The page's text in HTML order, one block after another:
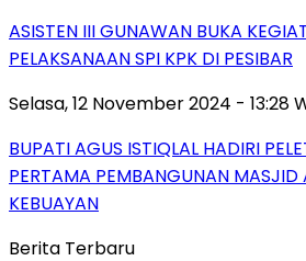
ASISTEN III GUNAWAN BUKA
PELAKSANAAN SPI KPK DI PESIBAR
Selasa, 12 November 2024 - 13:28
BUPATI AGUS ISTIQLAL HADIRI
PERTAMA PEMBANGUNAN
KEBUAYAN
Berita Terbaru